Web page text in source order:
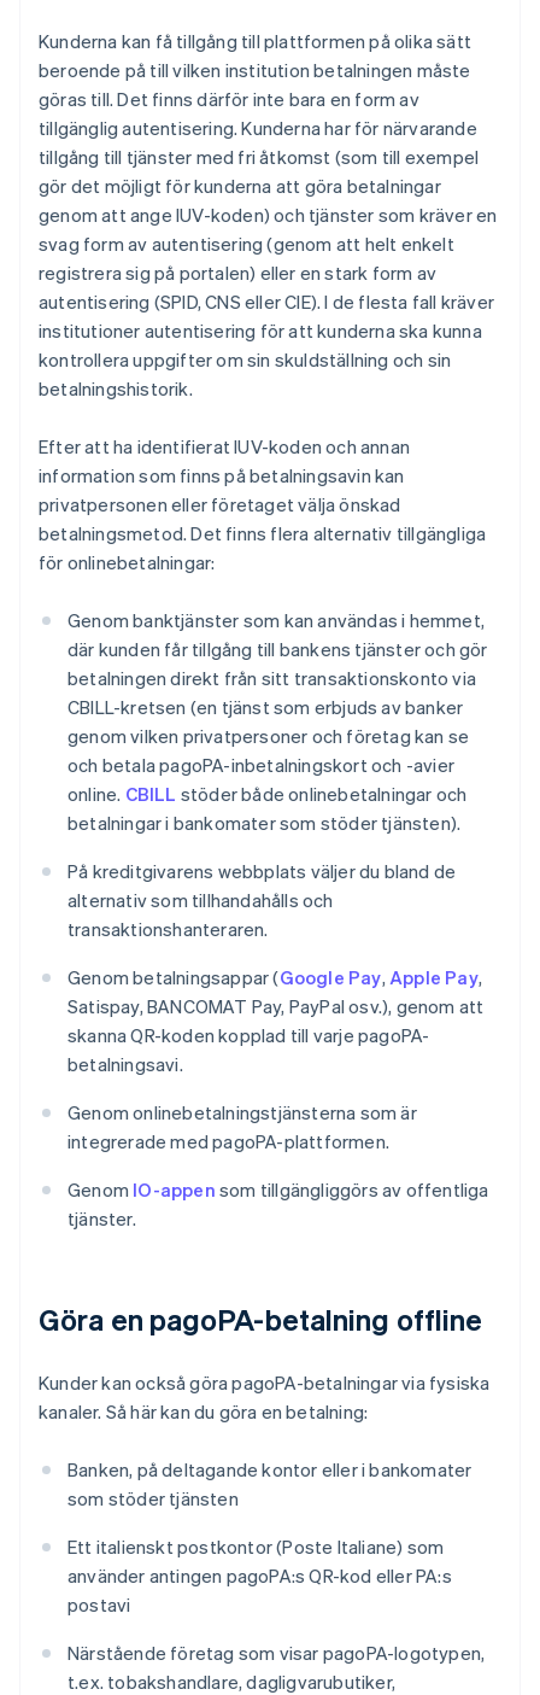
Kunderna kan få tillgång till plattformen på olika sätt
beroende på till vilken institution betalningen måste
göras till. Det finns därför inte bara en form av
tillgänglig autentisering. Kunderna har för närvarande
tillgång till tjänster med fri åtkomst (som till exempel
gör det möjligt för kunderna att göra betalningar
genom att ange IUV-koden) och tjänster som kräver en
svag form av autentisering (genom att helt enkelt
registrera sig på portalen) eller en stark form av
autentisering (SPID, CNS eller CIE). I de flesta fall kräver
institutioner autentisering för att kunderna ska kunna
kontrollera uppgifter om sin skuldställning och sin
betalningshistorik.
Efter att ha identifierat IUV-koden och annan
information som finns på betalningsavin kan
privatpersonen eller företaget välja önskad
betalningsmetod. Det finns flera alternativ tillgängliga
för onlinebetalningar:
Genom banktjänster som kan användas i hemmet,
där kunden får tillgång till bankens tjänster och gör
betalningen direkt från sitt transaktionskonto via
CBILL-kretsen (en tjänst som erbjuds av banker
genom vilken privatpersoner och företag kan se
och betala pagoPA-inbetalningskort och -avier
online. CBILL stöder både onlinebetalningar och
betalningar i bankomater som stöder tjänsten).
På kreditgivarens webbplats väljer du bland de
alternativ som tillhandahålls och
transaktionshanteraren.
Genom betalningsappar (Google Pay,Apple Pay,
Satispay, BANCOMAT Pay, PayPal osv.), genom att
skanna QR-koden kopplad till varje pagoPA-
betalningsavi.
Genom onlinebetalningstjänsterna som är
integrerade med pagoPA-plattformen.
Genom IO-appen som tillgängliggörs av offentliga
tjänster.
Göra en pagoPA-betalning offline
Kunder kan också göra pagoPA-betalningar via fysiska
kanaler. Så här kan du göra en betalning:
Banken, på deltagande kontor eller i bankomater
som stöder tjänsten
Ett italienskt postkontor (Poste Italiane) som
använder antingen pagoPA:s QR-kod eller PA:s
postavi
Närstående företag som visar pagoPA-logotypen,
t.ex. tobakshandlare, dagligvarubutiker,